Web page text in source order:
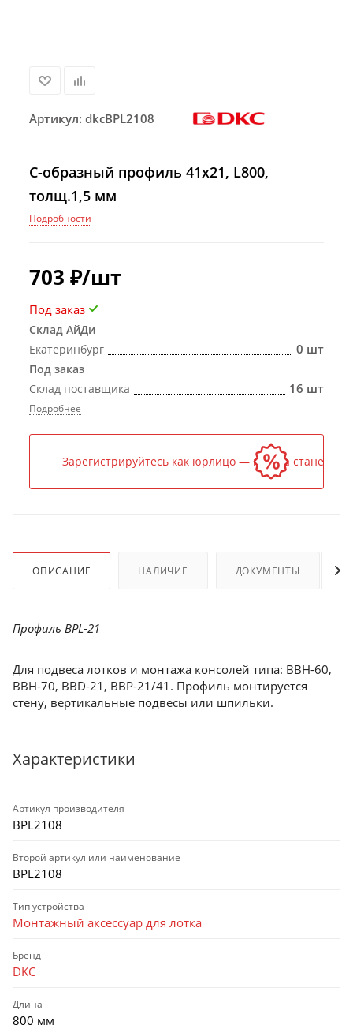
Артикул: dkcBPL2108
С-образный профиль 41х21, L800,
толщ.1,5 мм
Подробности
703 ₽/шт
Под заказ
Склад АйДи
Екатеринбург
0 шт
Под заказ
Склад поставщика
16 шт
Подробнее
Зарегистрируйтесь как юрлицо — и цена станет
ОПИСАНИЕ НАЛИЧИЕ ДОКУМЕНТЫ
Профиль BPL-21
Для подвеса лотков и монтажа консолей типа: BBH-60,
BBH-70, BBD-21, BBP-21/41. Профиль монтируется
стену, вертикальные подвесы или шпильки.
Характеристики
Артикул производителя
BPL2108
Второй артикул или наименование
BPL2108
Тип устройства
Монтажный аксессуар для лотка
Бренд
DKC
Длина
800 мм